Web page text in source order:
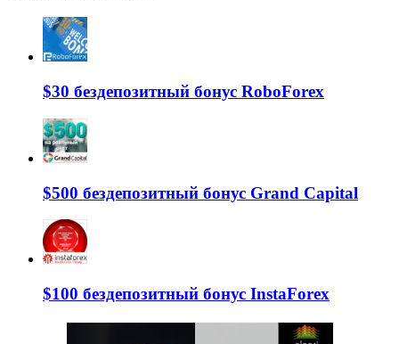
$30 бездепозитный бонус RoboForex
$500 бездепозитный бонус Grand Capital
$100 бездепозитный бонус InstaForex